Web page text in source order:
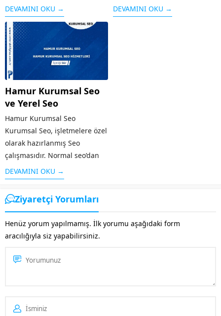
bilmiyorsanız, uzman
tasarımcılar tarafından kısa
sürede hazırlanacak web
tasarım hizmetinden
yararlanabilirsiniz. Bu hizmet
kapsamında, faaliyet
göstereceğiniz alan dikkate
alınarak, içeriklerin uygun bir
şekilde ziyaretçiler tarafından
görüntülenmesi
için Sereflikochisar web...
DEVAMINI OKU →
o sitenin hem reklamı olduğu
kadar hem de arama
DEVAMINI OKU →
Hamur Kurumsal Seo
ve Yerel Seo
Hamur Kurumsal Seo
Kurumsal Seo, işletmelere özel
olarak hazırlanmış Seo
çalışmasıdır. Normal seo’dan
farklı olarak işletmenin geniş
kesimlere ulaşması, firma
tanıtımının yapılması, sosyal
medyanın etkin olarak
taşır. Alanında faaliyet
gösteren diğer rakip...
DEVAMINI OKU →
Ziyaretçi Yorumları
Henüz yorum yapılmamış. İlk yorumu aşağıdaki form
aracılığıyla siz yapabilirsiniz.